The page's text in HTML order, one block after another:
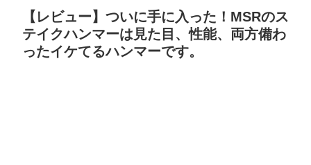
【レビュー】ついに手に入った！MSRのス
テイクハンマーは見た目、性能、両方備わ
ったイケてるハンマーです。